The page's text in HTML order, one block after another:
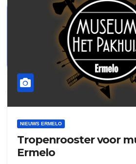
delangekortland
download onzze App
NIEUWS ERMELO
Tropenrooster voor
Ermelo